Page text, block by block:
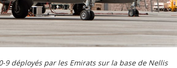
9 déployés par les Emirats sur la base de Nellis